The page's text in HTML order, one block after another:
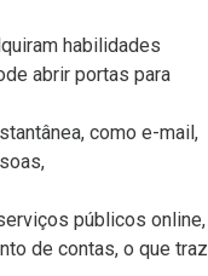
habilidades
abrir portas para
como e-mail,
públicos online,
de contas, o que traz